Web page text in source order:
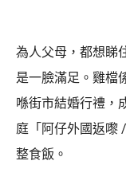
為人父母，都想睇
是一臉滿足。雞檔
喺街市結婚行禮，
庭「阿仔外國返嚟
整食飯。